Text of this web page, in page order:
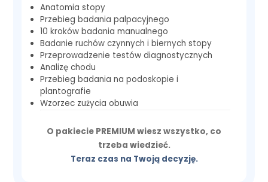
Anatomia stopy
Przebieg badania palpacyjnego
10 kroków badania manualnego
Badanie ruchów czynnych i biernych stopy
Przeprowadzenie testów diagnostycznych
Analizę chodu
Przebieg badania na podoskopie i
plantografie
Wzorzec zużycia obuwia
O pakiecie PREMIUM wiesz wszystko, co
trzeba wiedzieć.
Teraz czas na Twoją decyzję.